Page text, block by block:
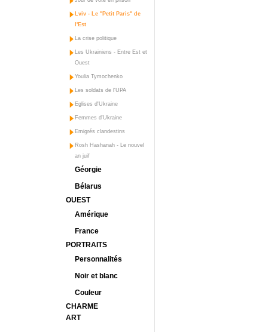
Lviv - Le "Petit Paris" de
l'Est
La crise politique
Les Ukrainiens - Entre Est et
Ouest
Youlia Tymochenko
Les soldats de l'UPA
Eglises d'Ukraine
Femmes d'Ukraine
Emigrés clandestins
Rosh Hashanah - Le nouvel
an juif
Géorgie
Bélarus
OUEST
Amérique
France
PORTRAITS
Personnalités
Noir et blanc
Couleur
CHARME
ART